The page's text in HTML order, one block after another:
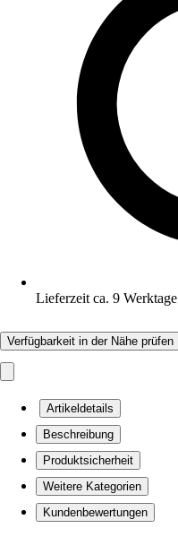
Lieferzeit ca. 9 Werktage
Verfügbarkeit in der Nähe prüfen
Artikeldetails
Beschreibung
Produktsicherheit
Weitere Kategorien
Kundenbewertungen